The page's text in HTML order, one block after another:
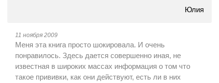
Юлия
11 ноября 2009
Меня эта книга просто шокировала. И очень
понравилось. Здесь дается совершенно иная, не
известная в широких массах информация о том что
такое прививки, как они действуют, есть ли в них